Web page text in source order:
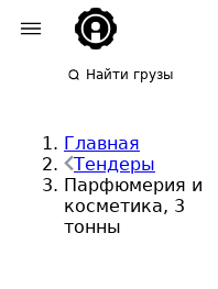
Найти грузы
Главная
Тендеры
Парфюмерия и
косметика, 3
тонны